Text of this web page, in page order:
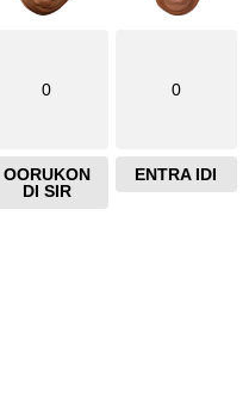
0
OORUKON
DI SIR
0
ENTRA IDI